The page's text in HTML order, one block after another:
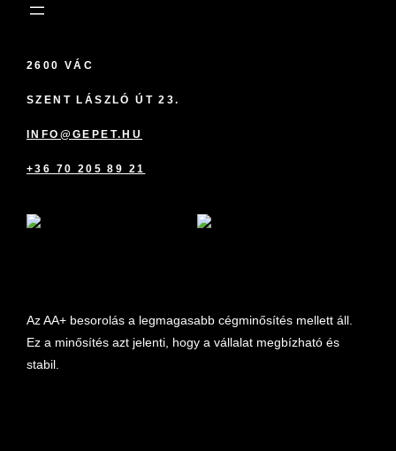
2600 VÁC
SZENT LÁSZLÓ ÚT 23.
INFO@GEPET.HU
+36 70 205 89 21
Az AA+ besorolás a legmagasabb cégminősítés mellett áll.
Ez a minősítés azt jelenti, hogy a vállalat megbízható és
stabil.